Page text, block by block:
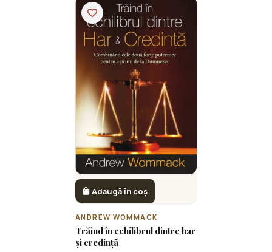
Adaugă în coș
ANDREW WOMMACK
Trăind în echilibrul dintre har
și credință